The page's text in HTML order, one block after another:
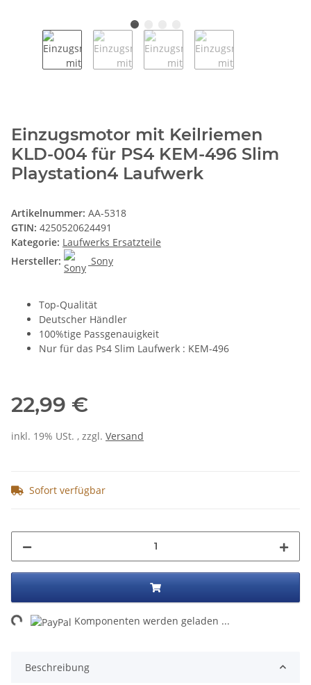
Einzugsmotor mit Keilriemen
KLD-004 für PS4 KEM-496 Slim
Playstation4 Laufwerk
Artikelnummer: AA-5318
GTIN: 4250520624491
Kategorie: Laufwerks Ersatzteile
Hersteller:
Sony
Top-Qualität
Deutscher Händler
100%tige Passgenauigkeit
Nur für das Ps4 Slim Laufwerk : KEM-496
22,99 €
inkl. 19% USt. , zzgl. Versand
Sofort verfügbar
Loading... Komponenten werden geladen ...
Beschreibung